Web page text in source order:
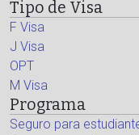
Tipo de Visa
F Visa
J Visa
OPT
M Visa
Programa
Seguro para